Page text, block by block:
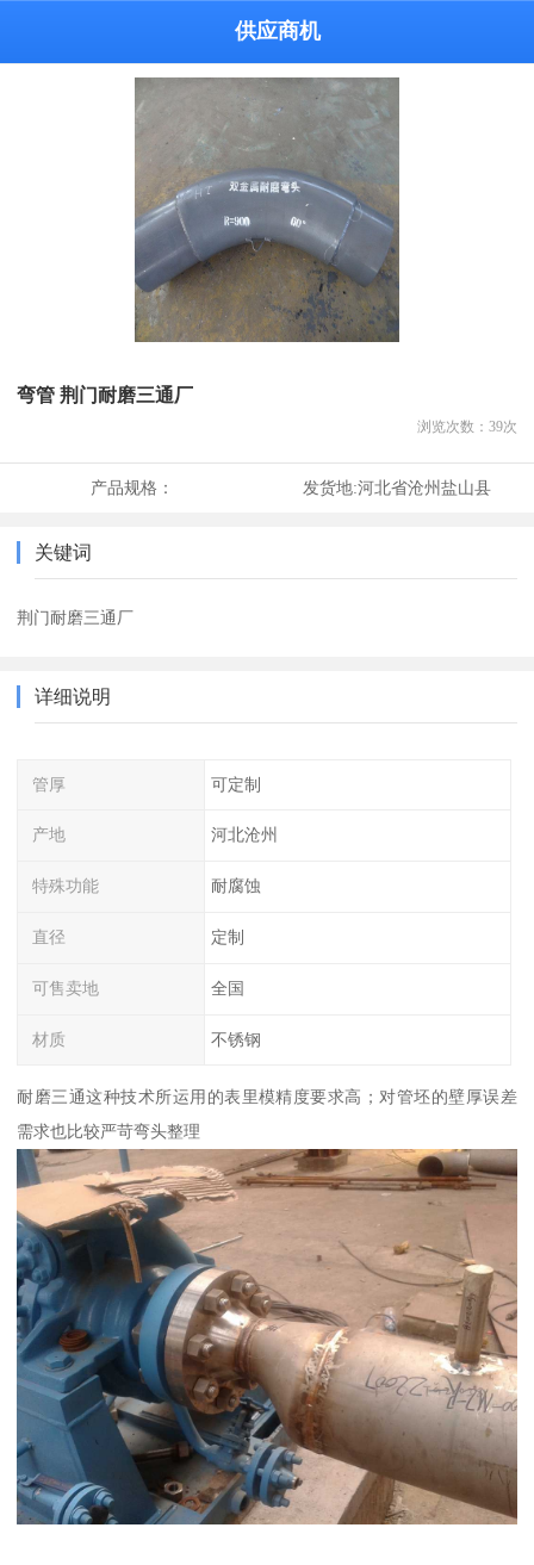
供应商机
弯管 荆门耐磨三通厂
浏览次数： 39次
产品规格： 发货地:河北省沧州盐山县
关键词
荆门耐磨三通厂
详细说明
管厚 可定制
产地 河北沧州
特殊功能 耐腐蚀
直径 定制
可售卖地 全国
材质 不锈钢
耐磨三通这种技术所运用的表里模精度要求高；对管坯的壁厚误差
需求也比较严苛弯头整理